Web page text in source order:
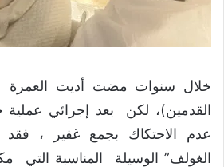
خلال سنوات مضت أديت العمرة
القدمين)، لكن بعد إجرائي
عدم الاحتكاك بجمع غفير ،
الغولف” الوسيلة المناسبة التي